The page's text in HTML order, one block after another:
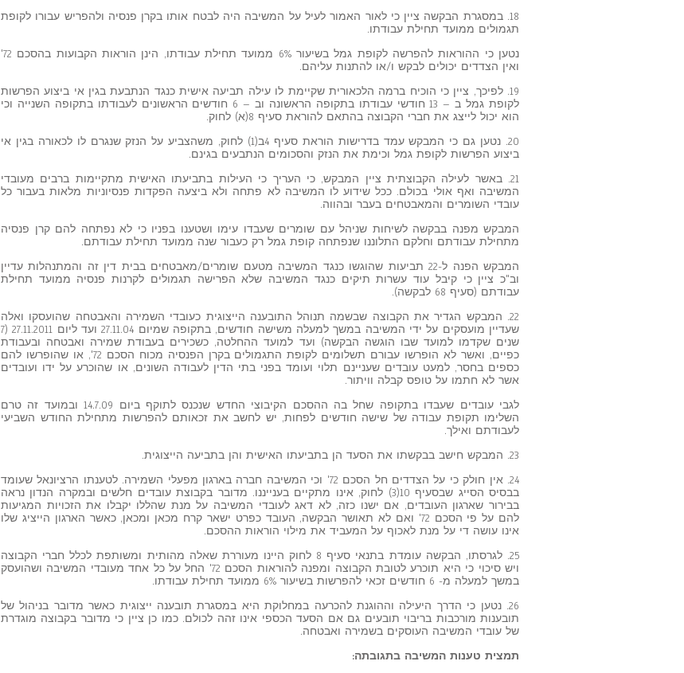
18. במסגרת הבקשה ציין כי לאור האמור לעיל על המשיבה היה לבטח אותו בקרן פנסיה ולהפריש עבורו לקופת
תגמולים ממועד תחילת עבודתו.
נטען כי ההוראות להפרשה לקופת גמל בשיעור 6% ממועד תחילת עבודתו, הינן הוראות הקבועות בהסכם 72'
ואין הצדדים יכולים לבקש ו/או להתנות עליהם.
19. לפיכך, ציין כי הוכיח ברמה הלכאורית שקיימת לו עילה תביעה אישית כנגד הנתבעת בגין אי ביצוע הפרשות
לקופת גמל ב – 13 חודשי עבודתו בתקופה הראשונה וב – 6 חודשים הראשונים לעבודתו בתקופה השנייה וכי
הוא יכול לייצג את חברי הקבוצה בהתאם להוראת סעיף 8(א) לחוק.
20. נטען גם כי המבקש עמד בדרישות הוראת סעיף 4ב(1) לחוק, משהצביע על הנזק שנגרם לו לכאורה בגין אי
ביצוע הפרשות לקופת גמל וכימת את הנזק והסכומים הנתבעים בגינם.
21. באשר לעילה הקבוצתית ציין המבקש, כי העריך כי העילות בתביעתו האישית מתקיימות ברבים מעובדי
המשיבה ואף אולי בכולם. ככל שידוע לו המשיבה לא פתחה ולא ביצעה הפקדות פנסיוניות מלאות בעבור כל
עובדי השומרים והמאבטחים בעבר ובהווה.
המבקש מפנה בבקשה לשיחות שניהל עם שומרים שעבדו עימו ושטענו בפניו כי לא נפתחה להם קרן פנסיה
מתחילת עבודתם וחלקם התלוננו שנפתחה קופת גמל רק כעבור שנה ממועד תחילת עבודתם.
המבקש הפנה ל-22 תביעות שהוגשו כנגד המשיבה מטעם שומרים/מאבטחים בבית דין זה והמתנהלות עדיין
וב"כ ציין כי קיבל עוד עשרות תיקים כנגד המשיבה שלא הפרישה תגמולים לקרנות פנסיה ממועד תחילת
עבודתם (סעיף 68 לבקשה).
22. המבקש הגדיר את הקבוצה שבשמה תנוהל התובענה הייצוגית כעובדי השמירה והאבטחה שהועסקו ואלה
שעדיין מועסקים על ידי המשיבה במשך למעלה משישה חודשים, בתקופה שמיום 27.11.04 ועד ליום 27.11.2011 (7
שנים שקדמו למועד שבו הוגשה הבקשה) ועד למועד ההחלטה, כשכירים בעבודת שמירה ואבטחה ובעבודת
כפיים, ואשר לא הופרשו עבורם תשלומים לקופת התגמולים בקרן הפנסיה מכוח הסכם 72', או שהופרשו להם
כספים בחסר, למעט עובדים שעניינם תלוי ועומד בפני בתי הדין לעבודה השונים, או שהוכרע על ידו ועובדים
אשר לא חתמו על טופס קבלה וויתור.
לגבי עובדים שעבדו בתקופה שחל בה ההסכם הקיבוצי החדש שנכנס לתוקף ביום 14.7.09 ובמועד זה טרם
השלימו תקופת עבודה של שישה חודשים לפחות, יש לחשב את זכאותם להפרשות מתחילת החודש השביעי
לעבודתם ואילך.
23. המבקש חישב בבקשתו את הסעד הן בתביעתו האישית והן בתביעה הייצוגית.
24. אין חולק כי על הצדדים חל הסכם 72' וכי המשיבה חברה בארגון מפעלי השמירה. לטענתו הרציונאל שעומד
בבסיס הסייג שבסעיף 10(3) לחוק, אינו מתקיים בענייננו. מדובר בקבוצת עובדים חלשים ובמקרה הנדון נראה
בבירור שארגון העובדים, אם ישנו כזה, לא דאג לעובדי המשיבה על מנת שהללו יקבלו את הזכויות המגיעות
להם על פי הסכם 72' ואם לא תאושר הבקשה, העובד כפרט ישאר קרח מכאן ומכאן, כאשר הארגון הייציג שלו
אינו עושה די על מנת לאכוף על המעביד את מילוי הוראות ההסכם.
25. לגרסתו, הבקשה עומדת בתנאי סעיף 8 לחוק היינו מעוררת שאלה מהותית ומשותפת לכלל חברי הקבוצה
ויש סיכוי כי היא תוכרע לטובת הקבוצה ומפנה להוראות הסכם 72' החל על כל אחד מעובדי המשיבה ושהועסק
במשך למעלה מ- 6 חודשים זכאי להפרשות בשיעור 6% ממועד תחילת עבודתו.
26. נטען כי הדרך היעילה וההוגנת להכרעה במחלוקת היא במסגרת תובענה ייצוגית כאשר מדובר בניהול של
תובענות מורכבות בריבוי תובעים גם אם הסעד הכספי אינו זהה לכולם. כמו כן ציין כי מדובר בקבוצה מוגדרת
של עובדי המשיבה העוסקים בשמירה ואבטחה.
תמצית טענות המשיבה בתגובתה: